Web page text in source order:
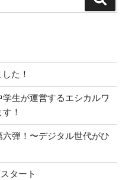
た！
生が運営するエシカルワ
！
弾！〜デジタル世代がひ
タート